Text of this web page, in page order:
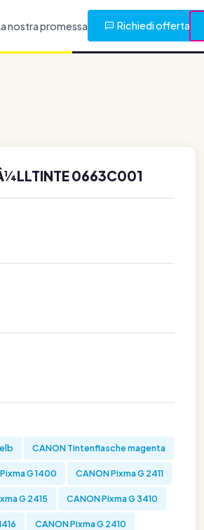
nostra promessa Richiedi offerta
0663C001
CANON Tintenflasche magenta
Pixma G 1400 CANON Pixma G 2411
G 2415 CANON Pixma G 3410
CANON Pixma G 2410